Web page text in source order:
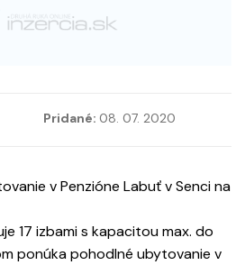
Pridané: 08. 07. 2020
v Penzióne Labuť v Senci na
17 izbami s kapacitou max. do
ponúka pohodlné ubytovanie v